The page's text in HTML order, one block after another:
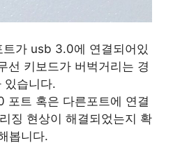
가 usb 3.0에 연결되어있
선 키보드가 버벅거리는 경
있습니다.
포트 혹은 다른포트에 연결
징 현상이 해결되었는지 확
봅니다.